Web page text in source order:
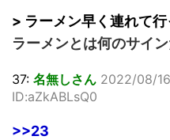
> ラーメン早く連れて行
ラーメンとは何のサイ
37: 名無しさん 2022/08/
ID:aZkABLsQ0
>>23